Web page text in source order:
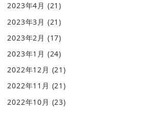
2023年4月 (21)
2023年3月 (21)
2023年2月 (17)
2023年1月 (24)
2022年12月 (21)
2022年11月 (21)
2022年10月 (23)